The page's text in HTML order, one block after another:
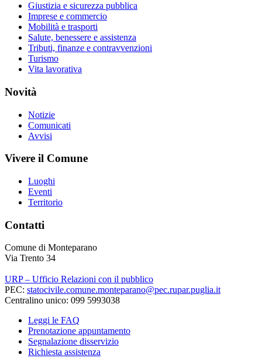
Giustizia e sicurezza pubblica
Imprese e commercio
Mobilità e trasporti
Salute, benessere e assistenza
Tributi, finanze e contravvenzioni
Turismo
Vita lavorativa
Novità
Notizie
Comunicati
Avvisi
Vivere il Comune
Luoghi
Eventi
Territorio
Contatti
Comune di Monteparano
Via Trento 34
URP – Ufficio Relazioni con il pubblico
PEC: statocivile.comune.monteparano@pec.rupar.puglia.it
Centralino unico: 099 5993038
Leggi le FAQ
Prenotazione appuntamento
Segnalazione disservizio
Richiesta assistenza